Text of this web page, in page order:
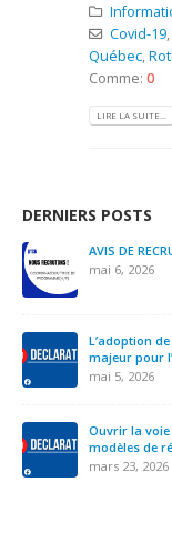
Covid-19,
Québec,
Comme: 0
LIRE LA SUITE...
DERNIERS POSTS
AVIS DE
mai 6, 2026
L’adoption
majeur pour
mai 5, 2026
Ouvrir la voie
modèles de
mars 23, 2026